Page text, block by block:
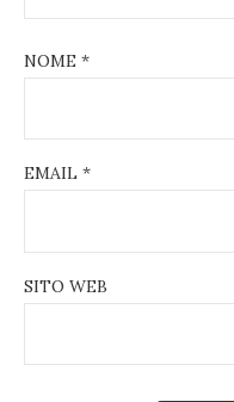
NOME *
EMAIL *
SITO WEB